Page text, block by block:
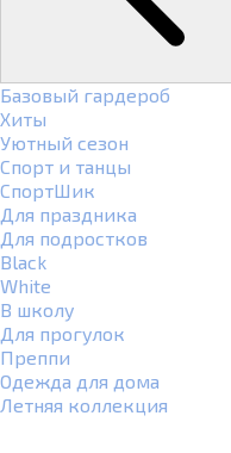
Базовый гардероб
Хиты
Уютный сезон
Спорт и танцы
СпортШик
Для праздника
Для подростков
Black
White
В школу
Для прогулок
Преппи
Одежда для дома
Летняя коллекция